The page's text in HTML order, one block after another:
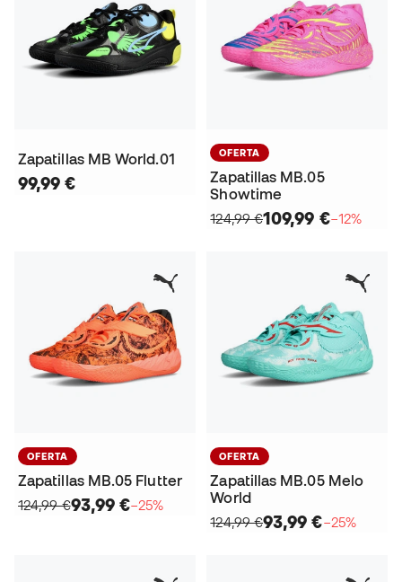
Zapatillas MB World.01
99,99 €
OFERTA
Zapatillas MB.05
Showtime
124,99 €109,99 €−12%
OFERTA
Zapatillas MB.05 Flutter
124,99 €93,99 €−25%
OFERTA
Zapatillas MB.05 Melo
World
124,99 €93,99 €−25%